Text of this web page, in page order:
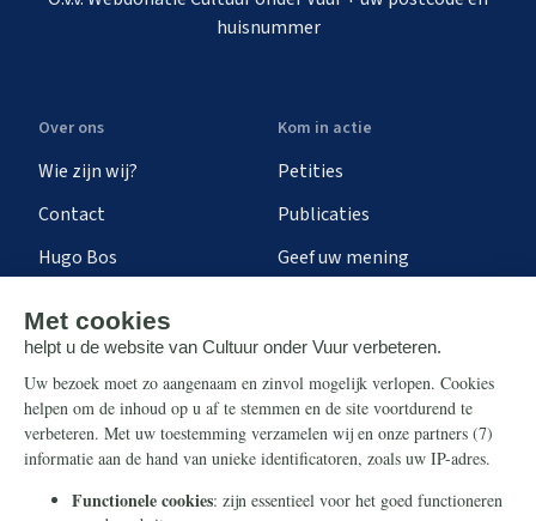
huisnummer
Over ons
Wie zijn wij?
Contact
Hugo Bos
Kom in actie
Petities
Publicaties
Geef uw mening
Steun ons
Nieuwsbrief
Eenmalig
Maandelijks
Info
Contact
Ontvang onze Telegram-
berichten